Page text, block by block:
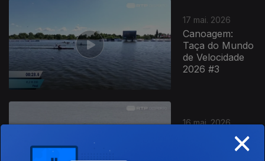
17 mai. 2026
Canoagem:
Taça do Mundo
de Velocidade
2026 #3
16 mai. 2026
Taça do Mundo
×